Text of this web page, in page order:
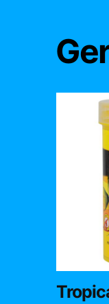
product
meerdere
variaties.
worden
op